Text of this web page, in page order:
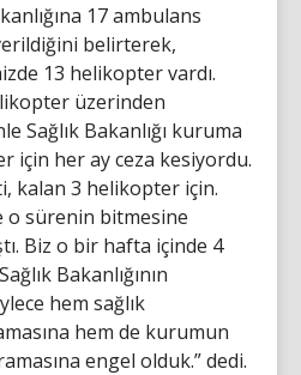
17 ambulans
belirterek,
13 helikopter vardı.
üzerinden
Sağlık Bakanlığı kuruma
için her ay ceza kesiyordu.
kalan 3 helikopter için.
o sürenin bitmesine
Biz o bir hafta içinde 4
Bakanlığının
hem sağlık
hem de kurumun
engel olduk.” dedi.